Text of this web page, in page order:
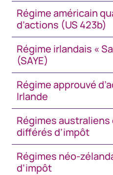
Régime américain
d’actions (US 423b)
Régime irlandais «
(SAYE)
Régime approuvé
Irlande
Régimes
différés d’impôt
Régimes néo-
d’impôt